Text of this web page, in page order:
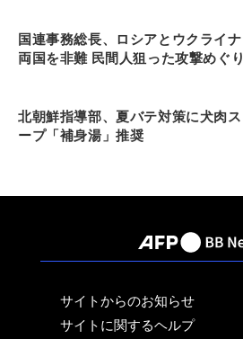
国連事務総長、ロシアとウクライナ
両国を非難 民間人狙った攻撃めぐり
北朝鮮指導部、夏バテ対策に犬肉ス
ープ「補身湯」推奨
サイトからのお知らせ
サイトに関するヘルプ